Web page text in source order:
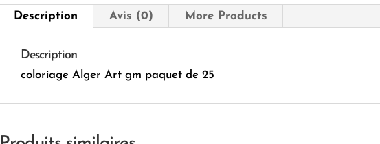
Description Avis (0) More Products
Description
coloriage Alger Art gm paquet de 25